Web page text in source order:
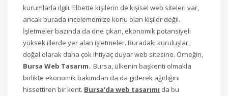
kurumlarla ilgili. Elbette kişilerin de kişisel web siteleri var,
ancak burada incelememize konu olan kişiler değil.
İşletmeler bazında da öne çıkan, ekonomik potansiyeli
yüksek illerde yer alan işletmeler. Buradaki kuruluşlar,
doğal olarak daha çok ihtiyaç duyar web sitesine. Örneğin,
Bursa Web Tasarım.. Bursa, ülkenin başkenti olmakla
birlikte ekonomik bakımdan da da giderek ağırlığını
hissettiren bir kent. Bursa’da web tasarımı da bu